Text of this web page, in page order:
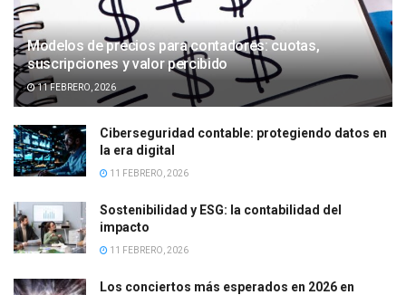
Modelos de precios para contadores: cuotas,
suscripciones y valor percibido
11 FEBRERO, 2026
Ciberseguridad contable: protegiendo datos en
la era digital
11 FEBRERO, 2026
Sostenibilidad y ESG: la contabilidad del
impacto
11 FEBRERO, 2026
Los conciertos más esperados en 2026 en